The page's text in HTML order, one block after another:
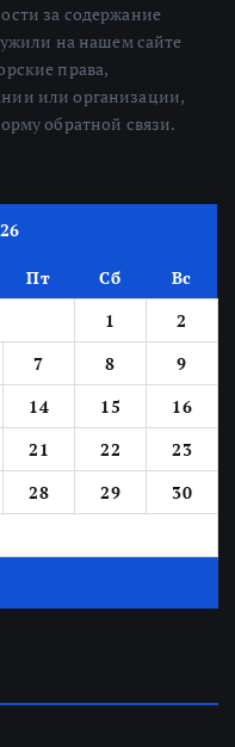
за содержание
на нашем сайте
права,
или организации,
обратной связи.
Пт Сб
Вс
1
2
7 8
9
14 15
16
21 22
23
28 29
30